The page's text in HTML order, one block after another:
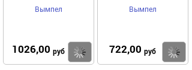
Вымпел
1026,00 руб Купить
Вымпел
722,00 руб